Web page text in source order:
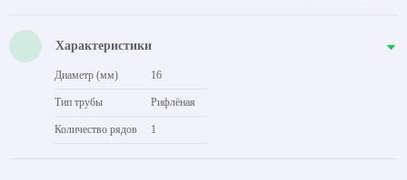
Характеристики
Диаметр (мм) 16
Тип трубы Рифлёная
Количество рядов 1